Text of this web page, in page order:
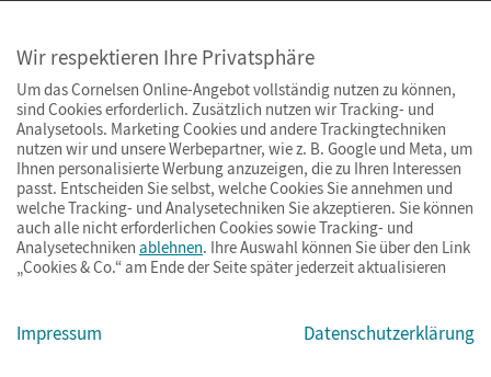
© Cornelsen Verlag 2026
ImpressumAGBDatenschutzBarrierefreiheitCookies & Co.
Wir respektieren Ihre Privatsphäre
Um das Cornelsen Online-Angebot vollständig nutzen zu können,
sind Cookies erforderlich. Zusätzlich nutzen wir Tracking- und
Analysetools. Marketing Cookies und andere Trackingtechniken
nutzen wir und unsere Werbepartner, wie z. B. Google und Meta, um
Ihnen personalisierte Werbung anzuzeigen, die zu Ihren Interessen
passt. Entscheiden Sie selbst, welche Cookies Sie annehmen und
welche Tracking- und Analysetechniken Sie akzeptieren. Sie können
auch alle nicht erforderlichen Cookies sowie Tracking- und
Analysetechniken ablehnen. Ihre Auswahl können Sie über den Link
„Cookies & Co.“ am Ende der Seite später jederzeit aktualisieren
Impressum Datenschutzerklärung